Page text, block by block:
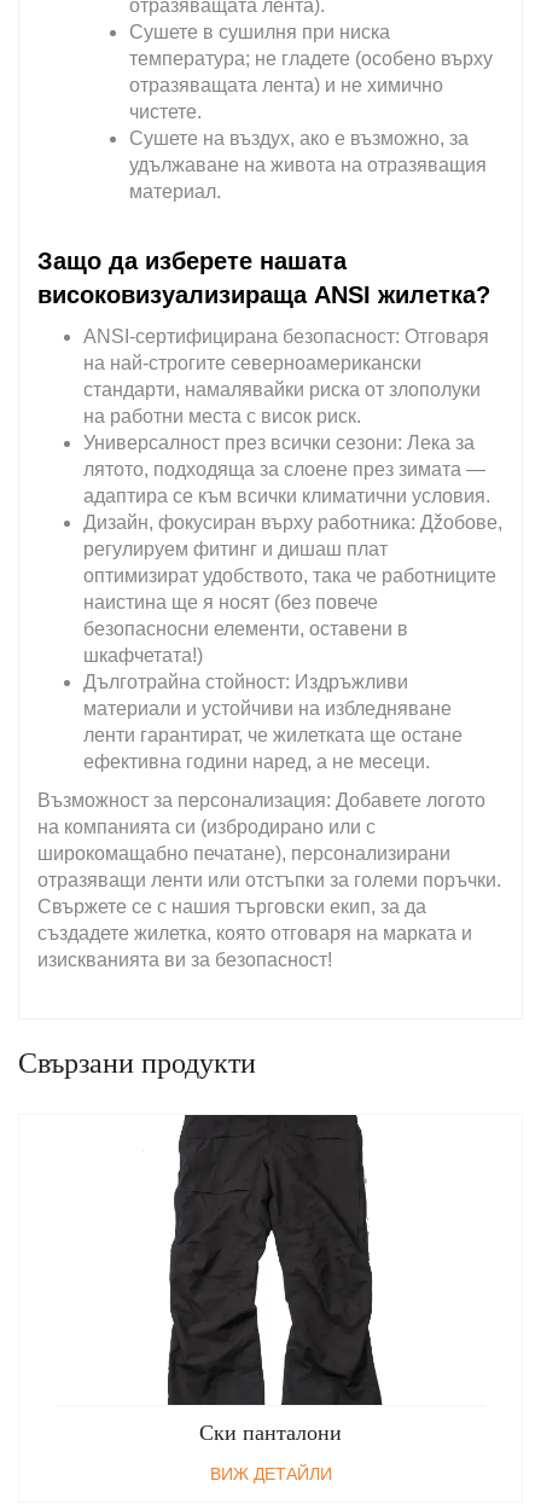
отразяващата лента).
Сушете в сушилня при ниска
температура; не гладете (особено върху
отразяващата лента) и не химично
чистете.
Сушете на въздух, ако е възможно, за
удължаване на живота на отразяващия
материал.
Защо да изберете нашата
високовизуализираща ANSI жилетка?
ANSI-сертифицирана безопасност: Отговаря
на най-строгите северноамерикански
стандарти, намалявайки риска от злополуки
на работни места с висок риск.
Универсалност през всички сезони: Лека за
лятото, подходяща за слоене през зимата —
адаптира се към всички климатични условия.
Дизайн, фокусиран върху работника: Дžобове,
регулируем фитинг и дишаш плат
оптимизират удобството, така че работниците
наистина ще я носят (без повече
безопасносни елементи, оставени в
шкафчетата!)
Дълготрайна стойност: Издръжливи
материали и устойчиви на избледняване
ленти гарантират, че жилетката ще остане
ефективна години наред, а не месеци.
Възможност за персонализация: Добавете логото
на компанията си (избродирано или с
широкомащабно печатане), персонализирани
отразяващи ленти или отстъпки за големи поръчки.
Свържете се с нашия търговски екип, за да
създадете жилетка, която отговаря на марката и
изискванията ви за безопасност!
Свързани продукти
Ски панталони
ВИЖ ДЕТАЙЛИ